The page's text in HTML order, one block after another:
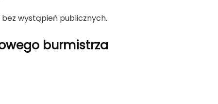
bez wystąpień publicznych.
burmistrza